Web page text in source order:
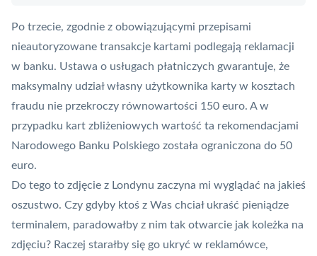
Po trzecie, zgodnie z obowiązującymi przepisami
nieautoryzowane transakcje kartami podlegają reklamacji
w banku. Ustawa o usługach płatniczych gwarantuje, że
maksymalny udział własny użytkownika karty w kosztach
fraudu nie przekroczy równowartości 150 euro. A w
przypadku kart zbliżeniowych wartość ta rekomendacjami
Narodowego Banku Polskiego została ograniczona do 50
euro.
Do tego to zdjęcie z Londynu zaczyna mi wyglądać na jakieś
oszustwo. Czy gdyby ktoś z Was chciał ukraść pieniądze
terminalem, paradowałby z nim tak otwarcie jak koleżka na
zdjęciu? Raczej starałby się go ukryć w reklamówce,